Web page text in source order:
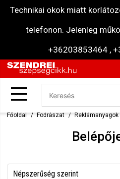
Technikai okok miatt
telefonon. Jelenleg
+36203853464 ,
Főoldal Fodrászat Reklámanyagok
Népszerűség szerint